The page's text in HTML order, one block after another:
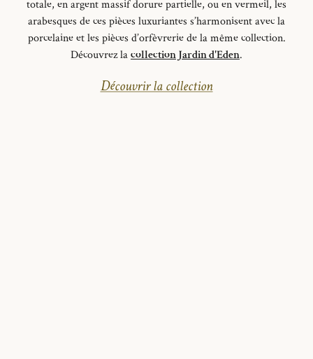
totale, en argent massif dorure partielle, ou en vermeil, les
arabesques de ces pièces luxuriantes s’harmonisent avec la
porcelaine et les pièces d’orfèvrerie de la même collection.
Découvrez lacollection Jardin d'Eden.
Découvrir la collection